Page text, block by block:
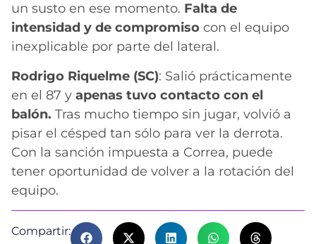
un susto en ese momento. Falta de
intensidad y de compromiso con el equipo
inexplicable por parte del lateral.
Rodrigo Riquelme (SC): Salió prácticamente
en el 87 y apenas tuvo contacto con el
balón. Tras mucho tiempo sin jugar, volvió a
pisar el césped tan sólo para ver la derrota.
Con la sanción impuesta a Correa, puede
tener oportunidad de volver a la rotación del
equipo.
Compartir: